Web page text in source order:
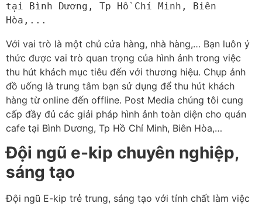
tại Bình Dương, Tp Hồ Chí Minh, Biên
Hòa,...
Với vai trò là một chủ cửa hàng, nhà hàng,… Bạn luôn ý
thức được vai trò quan trọng của hình ảnh trong việc
thu hút khách mục tiêu đến với thương hiệu. Chụp ảnh
đồ uống là trung tâm bạn sử dụng để thu hút khách
hàng từ online đến offline. Post Media chúng tôi cung
cấp đầy đủ các giải pháp hình ảnh toàn diện cho quán
cafe tại Bình Dương, Tp Hồ Chí Minh, Biên Hòa,…
Đội ngũ e-kip chuyên nghiệp,
sáng tạo
Đội ngũ E-kip trẻ trung, sáng tạo với tính chất làm việc